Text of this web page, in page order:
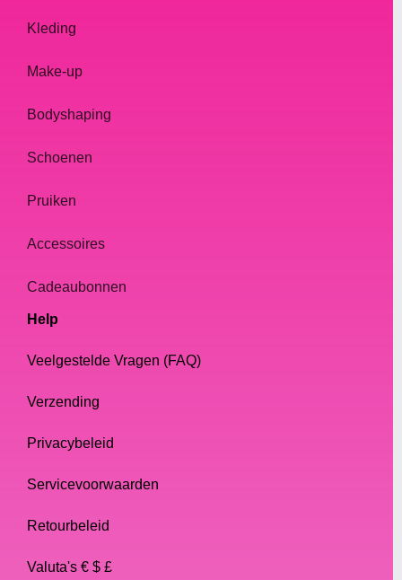
Kleding
Make-up
Bodyshaping
Schoenen
Pruiken
Accessoires
Cadeaubonnen
Help
Veelgestelde Vragen (FAQ)
Verzending
Privacybeleid
Servicevoorwaarden
Retourbeleid
Valuta's € $ £